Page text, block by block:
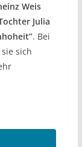
Weis
Julia
. Bei
sich